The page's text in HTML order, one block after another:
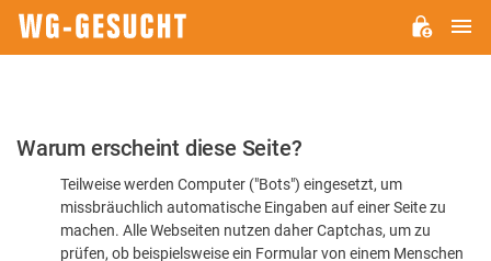
Bitte
dass
Warum erscheint diese Seite?
Teilweise werden Computer ("Bots") eingesetzt, um
missbräuchlich automatische Eingaben auf einer Seite zu
machen. Alle Webseiten nutzen daher Captchas, um zu
prüfen, ob beispielsweise ein Formular von einem Menschen